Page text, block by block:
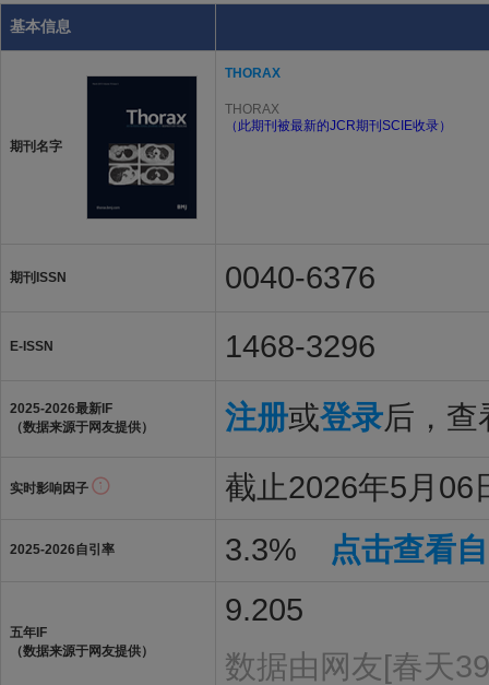
基本信息
期刊名字
THORAX
THORAX
（此期刊被最新的JCR期刊SCIE收录）
期刊ISSN 0040-6376
E-ISSN 1468-3296
2025-2026最新IF
（数据来源于网友提供）
注册或登录后，查
实时影响因子 截止2026年5月06
2025-2026自引率 3.3% 点击查看
五年IF
（数据来源于网友提供）
9.205
数据由网友[春天